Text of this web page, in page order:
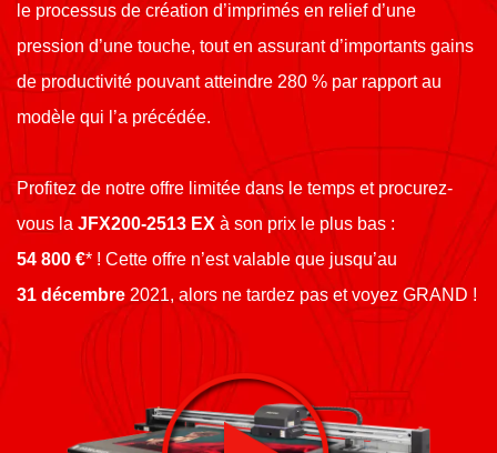
le processus de création d’imprimés en relief d’une
pression d’une touche, tout en assurant d’importants gains
de productivité pouvant atteindre 280 % par rapport au
modèle qui l’a précédée.
Profitez de notre offre limitée dans le temps et procurez-
vous la JFX200-2513 EX à son prix le plus bas :
54 800 €* ! Cette offre n’est valable que jusqu’au
31 décembre 2021, alors ne tardez pas et voyez GRAND !